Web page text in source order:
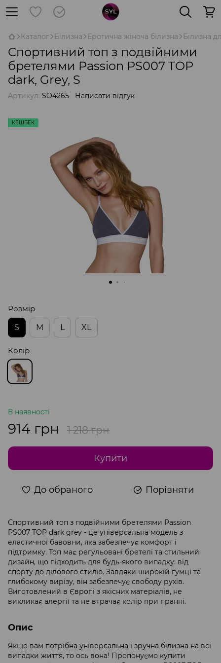
Каталог Білизна Еротична жіноча білизна Білизна
Спортивний топ з подвійними
бретелями Passion PS007 TOP
dark, Grey, S
Артикул: SO4265 Написати відгук
КЕШБЕК
Розмір
S
M L XL
Колір
В наявності
914 грн 1 218 грн
Купити
До обраного Порівняти
Спортивний топ з подвійними бретелями Passion
PS007 TOP dark grey - це універсальна модель з
еластичної бавовни, яка забезпечує комфорт і
підтримку. Топ має регульовані бретелі та стильний
дизайн, що підходить для будь-якого випадку: від
спорту до ділового стилю. Завдяки широкій гумці та
глибокому вирізу, він забезпечує свободу рухів.
Виготовлений в Європі з якісних матеріалів, не
викликає алергії та не втрачає колір при пранні.
Опис
Якщо вам потрібна універсальна і зручна білизна на всі
випадки життя, то ось вона! Пропонуємо купити